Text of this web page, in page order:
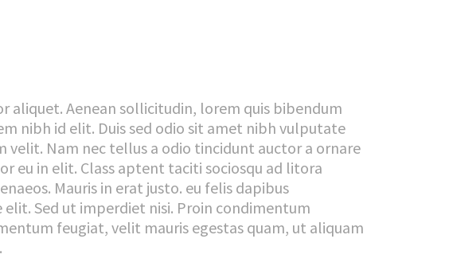
aliquet. Aenean sollicitudin, lorem quis bibendum
nibh id elit. Duis sed odio sit amet nibh vulputate
velit. Nam nec tellus a odio tincidunt auctor a ornare
eu in elit. Class aptent taciti sociosqu ad litora
Mauris in erat justo. eu felis dapibus
Sed ut imperdiet nisi. Proin condimentum
feugiat, velit mauris egestas quam, ut aliquam